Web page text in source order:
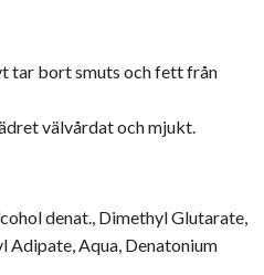
tar bort smuts och fett från
välvårdat och mjukt.
denat., Dimethyl Glutarate,
Adipate, Aqua, Denatonium